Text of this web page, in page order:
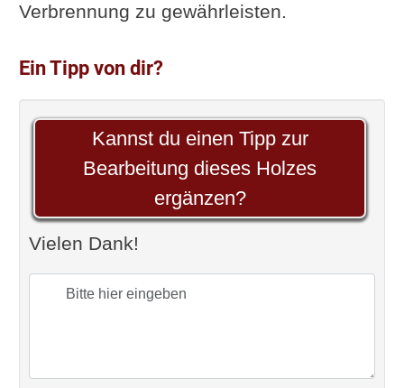
Verbrennung zu gewährleisten.
Ein Tipp von dir?
Kannst du einen Tipp zur
Bearbeitung dieses Holzes
ergänzen?
Vielen Dank!